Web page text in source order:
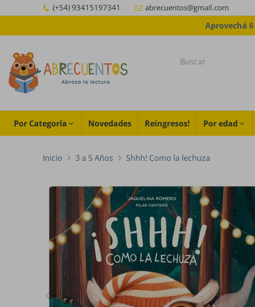
(+54) 93415197341 abrecuentos@gmail.com
Por Categoría Novedades Reingresos! Por edad
Inicio 3 a 5 Años Shhh! Como la lechuza